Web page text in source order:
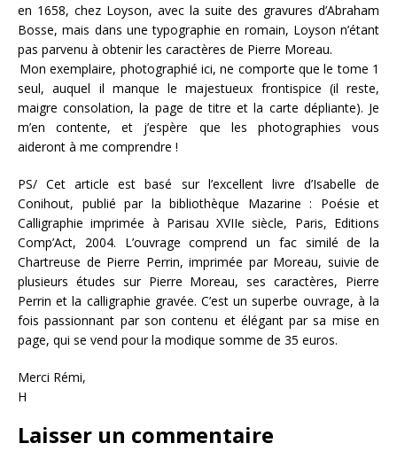
en 1658, chez Loyson, avec la suite des gravures d’Abraham
Bosse, mais dans une typographie en romain, Loyson n’étant
pas parvenu à obtenir les caractères de Pierre Moreau.
Mon exemplaire, photographié ici, ne comporte que le tome 1
seul, auquel il manque le majestueux frontispice (il reste,
maigre consolation, la page de titre et la carte dépliante). Je
m’en contente, et j’espère que les photographies vous
aideront à me comprendre !
PS/ Cet article est basé sur l’excellent livre d’Isabelle de
Conihout, publié par la bibliothèque Mazarine : Poésie et
Calligraphie imprimée à Parisau XVIIe siècle, Paris, Editions
Comp’Act, 2004. L’ouvrage comprend un fac similé de la
Chartreuse de Pierre Perrin, imprimée par Moreau, suivie de
plusieurs études sur Pierre Moreau, ses caractères, Pierre
Perrin et la calligraphie gravée. C’est un superbe ouvrage, à la
fois passionnant par son contenu et élégant par sa mise en
page, qui se vend pour la modique somme de 35 euros.
Merci Rémi,
H
Laisser un commentaire